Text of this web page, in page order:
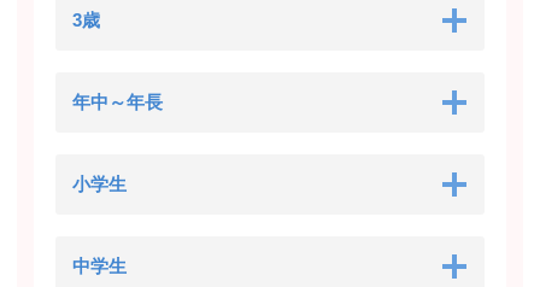
3歳
年中～年長
小学生
中学生